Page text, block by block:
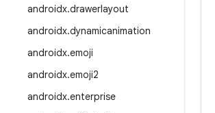
androidx.drawerlayout
androidx.dynamicanimation
androidx.emoji
androidx.emoji2
androidx.enterprise